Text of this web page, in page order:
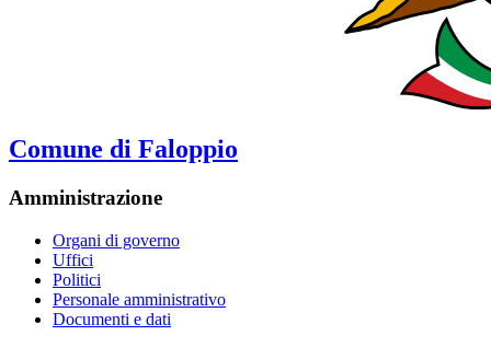
Comune di Faloppio
Amministrazione
Organi di governo
Uffici
Politici
Personale amministrativo
Documenti e dati